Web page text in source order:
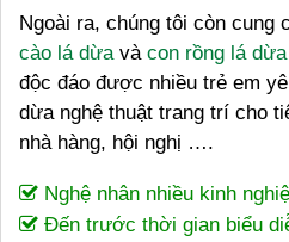
Ngoài ra, chúng tôi còn cung
cào lá dừavà con rồng lá dừa
độc đáo được nhiều trẻ em
dừa nghệ thuật trang trí cho
nhà hàng, hội nghị ….
Nghệ nhân nhiều kinh
Đến trước thời gian biểu